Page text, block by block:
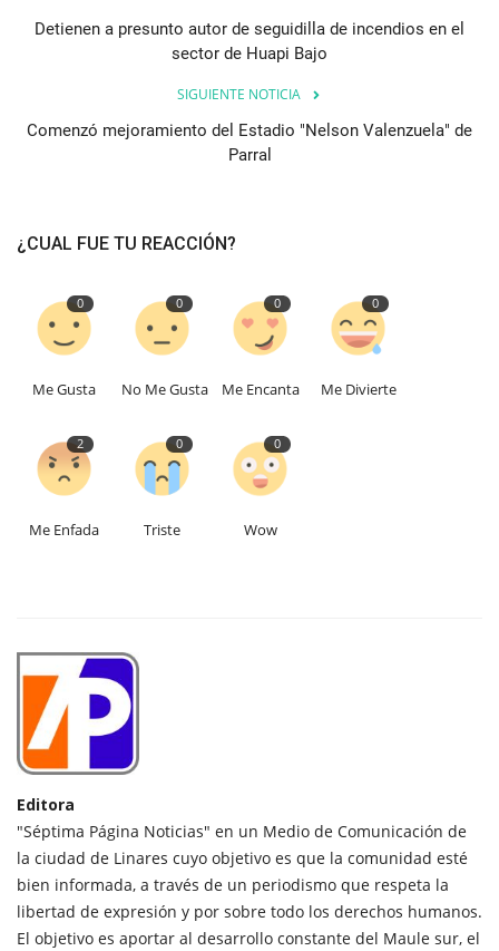
Detienen a presunto autor de seguidilla de incendios en el
sector de Huapi Bajo
SIGUIENTE NOTICIA
Comenzó mejoramiento del Estadio "Nelson Valenzuela" de
Parral
¿CUAL FUE TU REACCIÓN?
0
Me Gusta
0
No Me Gusta
0
Me Encanta
0
Me Divierte
2
Me Enfada
0
Triste
0
Wow
Editora
"Séptima Página Noticias" en un Medio de Comunicación de
la ciudad de Linares cuyo objetivo es que la comunidad esté
bien informada, a través de un periodismo que respeta la
libertad de expresión y por sobre todo los derechos humanos.
El objetivo es aportar al desarrollo constante del Maule sur, el